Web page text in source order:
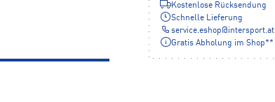
Kostenlose Rücksendung
Schnelle Lieferung
service.eshop@intersport.at
Gratis Abholung im Shop**